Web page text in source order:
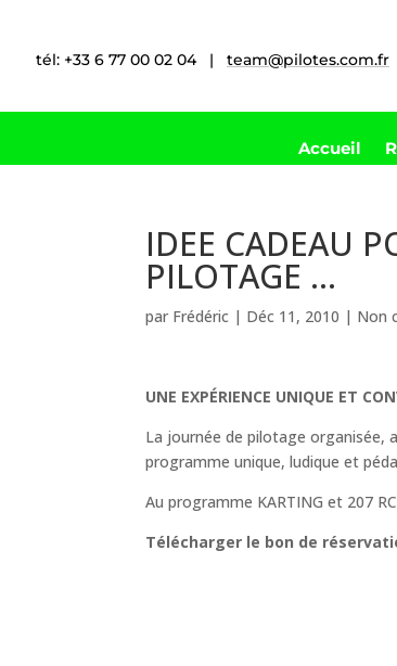
tél: +33 6 77 00 02 04 | team@pilotes.com.fr
Accueil
IDEE CADEAU
PILOTAGE …
par Frédéric | Déc 11, 2010 | Non
UNE EXPÉRIENCE UNIQUE ET
La journée de pilotage organisée,
programme unique, ludique et
Au programme KARTING et 207
Télécharger le bon de